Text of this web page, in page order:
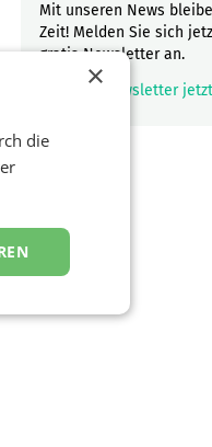
Mit unseren News
Zeit! Melden Sie sich
gratis Newsletter an.
mark_email_read Newsletter
×
die